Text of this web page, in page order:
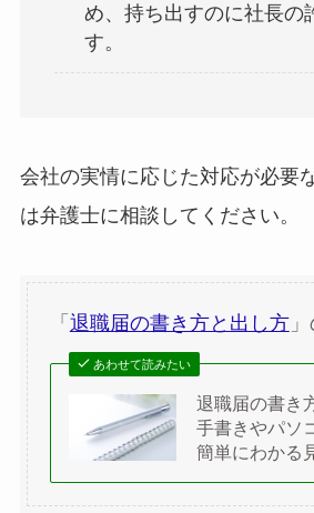
め、持ち出すのに社長の
す。
会社の実情に応じた対応が必要
は弁護士に相談してください。
「 退職届の書き方と出し方」
あわせて読みたい
退職届の書き
手書きやパソ
簡単にわかる